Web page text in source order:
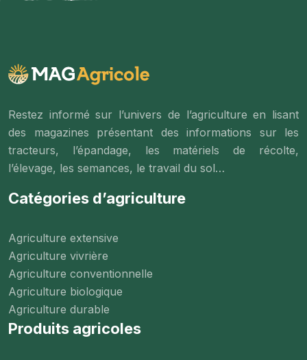
Restez informé sur l’univers de l’agriculture en lisant
des magazines présentant des informations sur les
tracteurs, l’épandage, les matériels de récolte,
l’élevage, les semances, le travail du sol…
Catégories d’agriculture
Agriculture extensive
Agriculture vivrière
Agriculture conventionnelle
Agriculture biologique
Agriculture durable
Produits agricoles